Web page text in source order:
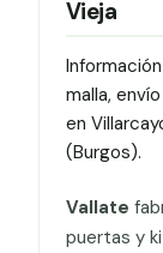
Vieja
malla,
en
(Burgos).
Vallate
puertas y